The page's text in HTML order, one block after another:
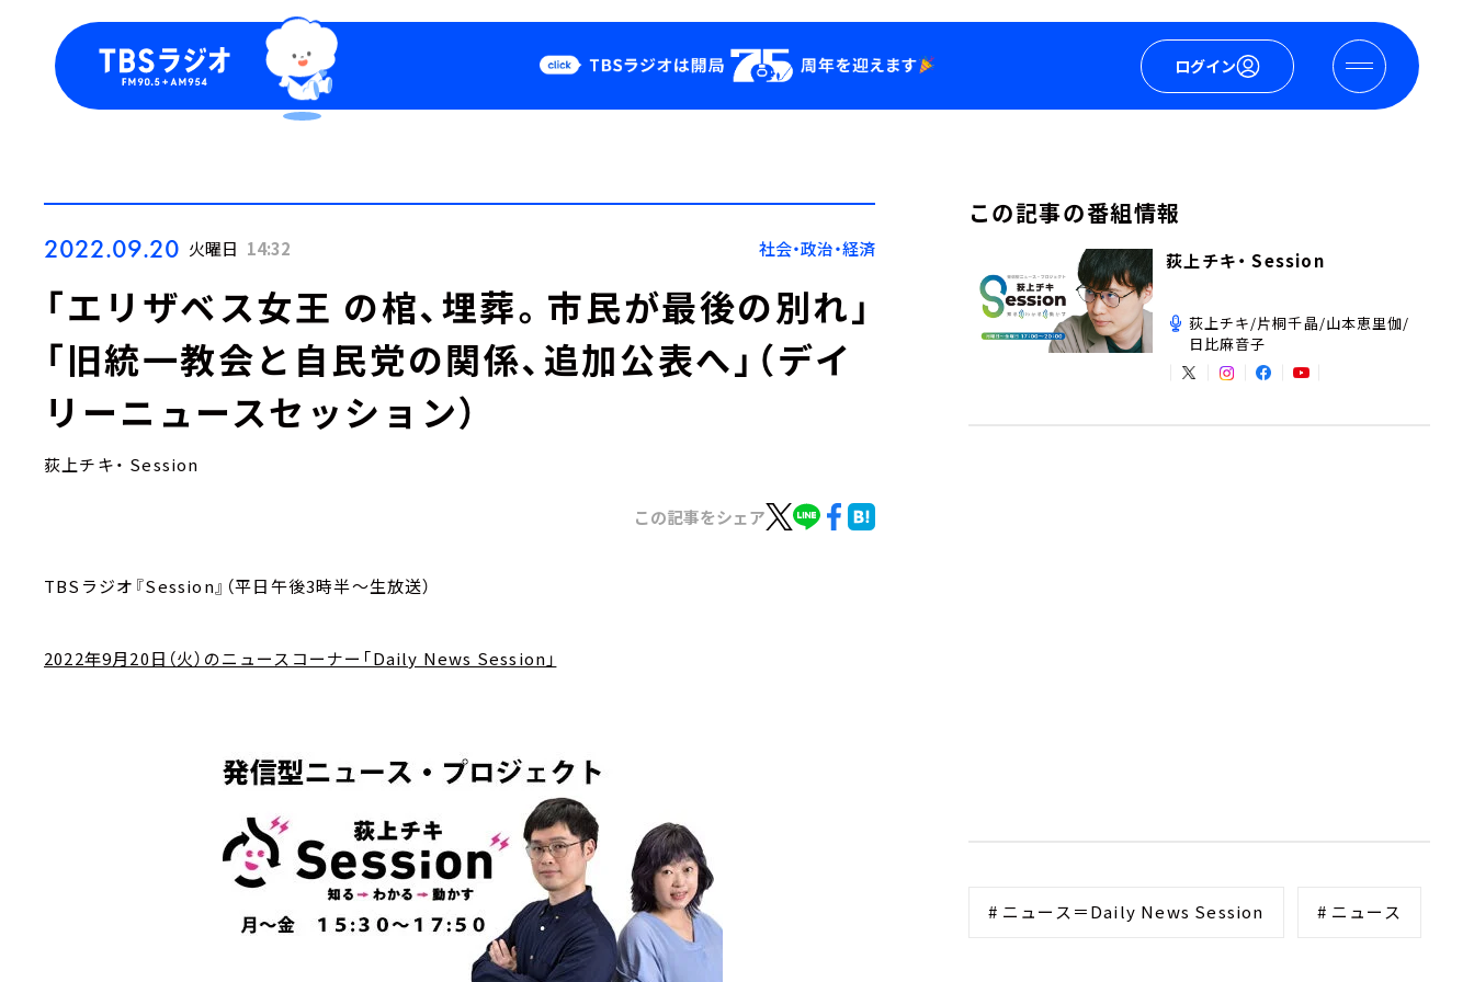
ログイン
Podcast
YouTube
会社情報
2022.09.20 火曜日 14:32 社会・政治・経済
「エリザベス女王 の棺、埋葬。市民が最後の別れ」
「旧統一教会と自民党の関係、追加公表へ」（デイ
リーニュースセッション）
荻上チキ・ Session
この記事をシェア
TBSラジオ『Session』（平日午後3時半～生放送）
2022年9月20日（火）のニュースコーナー「Daily News Session」
この記事の番組情報
荻上チキ・ Session
荻上チキ/片桐千晶/山本恵里伽/
日比麻音子
# ニュース＝Daily News Session # ニュース